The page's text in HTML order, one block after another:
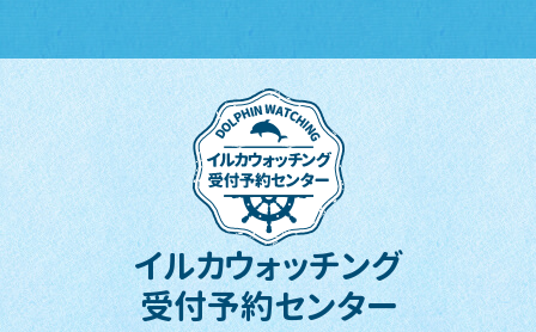
イルカウォッチング
受付予約センター